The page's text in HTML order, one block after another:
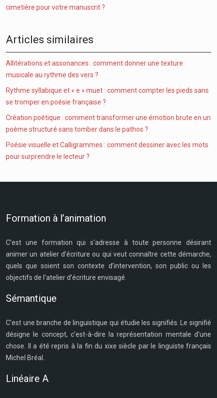
cimetière pour votre manuscrit ?
Articles similaires
Allitérations et assonances : comment donner une texture
musicale au rythme des vers ?
Rythme syllabique et « e » muet : comment compter les pieds sans
se tromper en poésie française ?
Création poétique : comment transformer une émotion brute en un
poème structuré sans tomber dans le pathos ?
Poésie visuelle et Calligrammes : comment dessiner avec les mots
pour surprendre le lecteur ?
Formation à l’animation
C'est une formation qui s'adresse à toute personne désirant
animer un atelier d’écriture ou qui veut connaître cette démarche,
quels que soient son contexte d’intervention, son public ou les
objectifs de l’atelier d’écriture envisagé.
Sémantique
C'est une branche de linguistique qui étudie les signifiés. Le signifié
désigne le concept, c'est-à-dire la représentation mentale d'une
chose. Il a été repris à la fin du xixe siècle par le linguiste français
Michel Bréal.
Linéaire A